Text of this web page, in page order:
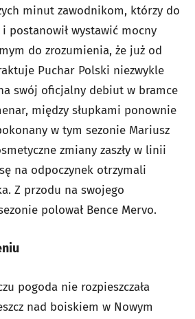
minut zawodnikom, którzy do
postanowił wystawić mocny
do zrozumienia, że już od
Puchar Polski niezwykle
swój oficjalny debiut w bramce
między słupkami ponownie
w tym sezonie Mariusz
zmiany zaszły w linii
na odpoczynek otrzymali
Z przodu na swojego
polował Bence Mervo.
pogoda nie rozpieszczała
nad boiskiem w Nowym